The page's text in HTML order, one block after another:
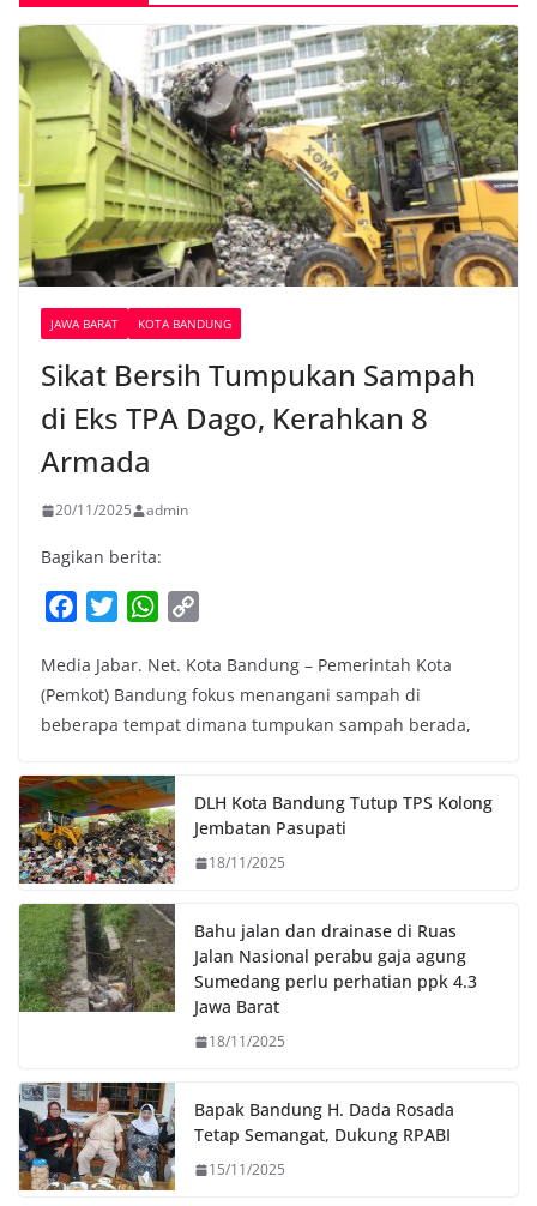
JAWA BARAT KOTA BANDUNG
Sikat Bersih Tumpukan Sampah
di Eks TPA Dago, Kerahkan 8
Armada
20/11/2025 admin
Bagikan berita:
c
e
b
o
k
i
t
t
r
W
a
t
s
p
p
p
y
L
n
k
Media Jabar. Net. Kota Bandung – Pemerintah Kota
(Pemkot) Bandung fokus menangani sampah di
beberapa tempat dimana tumpukan sampah berada,
DLH Kota Bandung Tutup TPS Kolong
Jembatan Pasupati
18/11/2025
Bahu jalan dan drainase di Ruas
Jalan Nasional perabu gaja agung
Sumedang perlu perhatian ppk 4.3
Jawa Barat
18/11/2025
Bapak Bandung H. Dada Rosada
Tetap Semangat, Dukung RPABI
15/11/2025